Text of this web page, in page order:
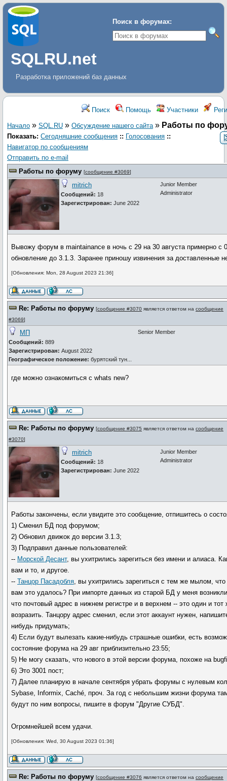
Поиск в форумах:
SQLRU.net
Разработка приложений баз данных
Поиск Помощь Участники
Начало » SQL.RU » Обсуждение нашего сайта » Работы по
Показать: Сегодняшние сообщения :: Голосования ::
Навигатор по сообщениям
Отправить по e-mail
Работы по форуму [сообщение #3069]
mitrich
Сообщений: 18
Зарегистрирован: June 2022
Junior Member
Administrator
Вывожу форум в maintainance в ночь с 29 на 30 августа примерно с
обновление до 3.1.3. Заранее приношу извинения за доставленные
[Обновления: Mon, 28 August 2023 21:36]
Re: Работы по форуму [сообщение #3070 является ответом на сообщение
#3069]
МП
Сообщений: 889
Зарегистрирован: August 2022
Географическое положение: бурятский тун...
Senior Member
где можно ознакомиться с whats new?
Re: Работы по форуму [сообщение #3075 является ответом на сообщение
#3070]
mitrich
Сообщений: 18
Зарегистрирован: June 2022
Junior Member
Administrator
Работы закончены, если увидите это сообщение, отпишитесь о
1) Сменил БД под форумом;
2) Обновил движок до версии 3.1.3;
3) Подправил данные пользователей:
-- Морской Десант, вы ухитрились зарегиться без имени и алиаса.
вам и то, и другое.
--Танцор Пасадобля, вы ухитрились зарегиться с тем же мылом,
вам это удалось? При импорте данных из старой БД у меня
что почтовый адрес в нижнем регистре и в верхнем -- это один и
возразить. Танцору адрес сменил, если этот аккаунт нужен,
нибудь придумать;
4) Если будут вылезать какие-нибудь страшные ошибки, есть
состояние форума на 29 авг приблизительно 23:55;
5) Не могу сказать, что нового в этой версии форума, похоже на
6) Это 3001 пост;
7) Далее планирую в начале сентября убрать форумы с нулевым
Sybase, Informix, Caché, проч. За год с небольшим жизни форума
будут по ним вопросы, пишите в форум "Другие СУБД".
Огромнейшей всем удачи.
[Обновления: Wed, 30 August 2023 01:36]
Re: Работы по форуму [сообщение #3076 является ответом на сообщение